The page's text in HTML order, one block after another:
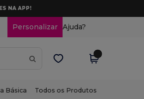
NA APP!
Personalizar Ajuda?
Básica Todos os Produtos